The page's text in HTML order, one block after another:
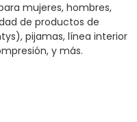
mujeres, hombres,
de productos de
pijamas, línea interior
y más.